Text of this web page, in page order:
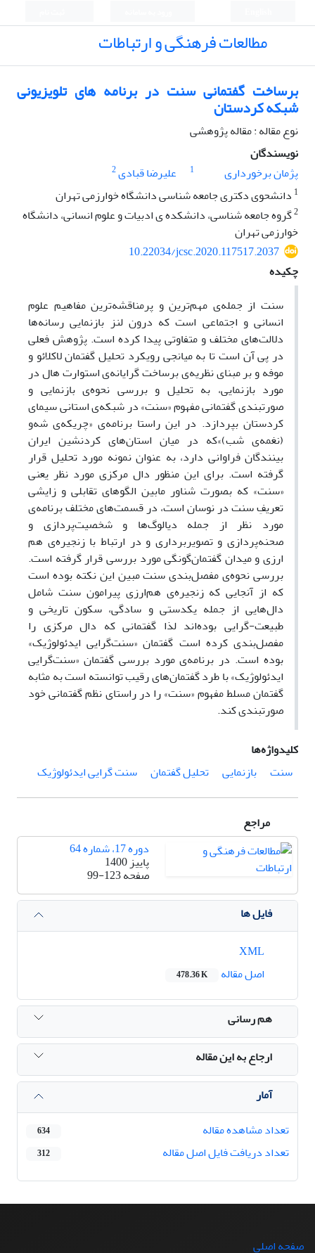
مطالعات فرهنگی و ارتباطات
برساخت گفتمانی سنت در برنامه های تلویزیونی
شبکه کردستان
نوع مقاله : مقاله پژوهشی
نویسندگان
پژمان برخورداری
1 علیرضا قبادی2
1 دانشحوی دکتری جامعه شناسی دانشگاه خوارزمی تهران
2گروه جامعه شناسی، دانشکده ی ادبیات و علوم انسانی، دانشگاه
خوارزمی تهران
10.22034/jcsc.2020.117517.2037
چکیده
سنت از جمله‌ی مهم‌ترین و پرمناقشه‌ترین مفاهیم علوم
انسانی و اجتماعی است که درون لنز بازنمایی رسانه‌ها
دلالت‌های مختلف و متفاوتی پیدا کرده است. پژوهش فعلی
در پی آن است تا به میانجی رویکرد تحلیل گفتمان لاکلائو و
موفه و بر مبنای نظریه‌ی برساخت گرایانه‌ی استوارت هال در
مورد بازنمایی، به تحلیل و بررسی نحوه‌ی بازنمایی و
صورتبندی گفتمانی مفهوم «سنت» در شبکه‌ی استانی سیمای
کردستان بپردازد. در این راستا برنامه‌ی «چریکه‌ی شه‌و
(نغمه‌ی شب)»که در میان استان‌های کردنشین ایران
بینندگان فراوانی دارد، به عنوان نمونه مورد تحلیل قرار
گرفته است. برای این منظور دال مرکزی مورد نظر یعنی
«سنت» که بصورت شناور مابین الگوهای تقابلی و زایشی
تعریفِ سنت در نوسان است، در قسمت‌های مختلف برنامه‌ی
مورد نظر از جمله دیالوگ‌ها و شخصیت‌پردازی و
صحنه‌پردازی و تصویربرداری و در ارتباط با زنجیره‌ی هم
ارزی و میدان گفتمان‌گونگی مورد بررسی قرار گرفته است.
بررسی نحوه‌ی مفصل‌بندی سنت مبین این نکته بوده است
که از آنجایی که زنجیره‌ی هم‌ارزی پیرامون سنت شامل
دال‌هایی از جمله یکدستی و سادگی، سکون تاریخی و
طبیعت-گرایی بوده‌اند لذا گفتمانی که دال مرکزی را
مفصل‌بندی کرده است گفتمان «سنت‌گرایی ایدئولوژیک»
بوده است. در برنامه‌ی مورد بررسی گفتمان «سنت‌گرایی
ایدئولوژیک» با طرد گفتمان‌های رقیب توانسته است به مثابه
گفتمان مسلط مفهوم «سنت» را در راستای نظم گفتمانی خود
صورتبندی کند.
کلیدواژه‌ها
سنت
بازنمایی تحلیل گفتمان سنت گرایی ایدئولوژیک
مراجع
دوره 17، شماره 64
پاییز 1400
صفحه99-123
فایل ها
اصل مقاله
478.36 K
هم رسانی
ارجاع به این مقاله
آمار
تعداد مشاهده مقاله
634
تعداد دریافت فایل اصل مقاله 312
صفحه اصلی